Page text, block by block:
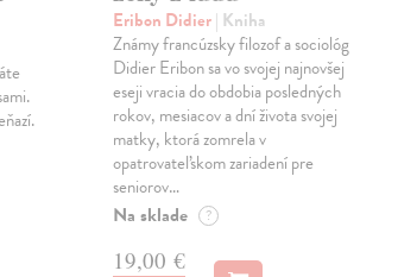
Eribon Didier| Kniha
Známy francúzsky filozof a sociológ
Didier Eribon sa vo svojej najnovšej
eseji vracia do obdobia posledných
rokov, mesiacov a dní života svojej
matky, ktorá zomrela v
opatrovateľskom zariadení pre
seniorov…
Na sklade ?
19,00 €